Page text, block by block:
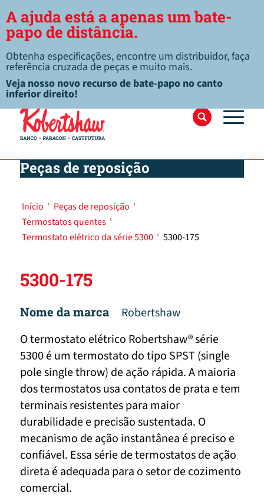
A ajuda está a apenas um bate-
papo de distância.
Obtenha especificações, encontre um distribuidor, faça
referência cruzada de peças e muito mais.
Veja nosso novo recurso de bate-papo no canto
inferior direito!
Peças de reposição
Início ' Peças de reposição '
Termostatos quentes '
Termostato elétrico da série 5300 ' 5300-175
5300-175
Nome da marca
Robertshaw
O termostato elétrico Robertshaw® série
5300 é um termostato do tipo SPST (single
pole single throw) de ação rápida. A maioria
dos termostatos usa contatos de prata e tem
terminais resistentes para maior
durabilidade e precisão sustentada. O
mecanismo de ação instantânea é preciso e
confiável. Essa série de termostatos de ação
direta é adequada para o setor de cozimento
comercial.